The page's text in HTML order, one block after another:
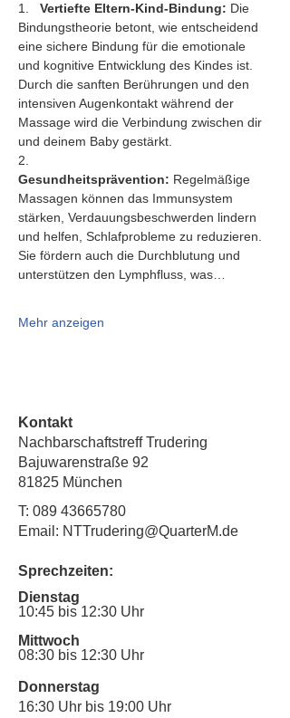
1. Vertiefte Eltern-Kind-Bindung: Die
Bindungstheorie betont, wie entscheidend
eine sichere Bindung für die emotionale
und kognitive Entwicklung des Kindes ist.
Durch die sanften Berührungen und den
intensiven Augenkontakt während der
Massage wird die Verbindung zwischen dir
und deinem Baby gestärkt.
2.
Gesundheitsprävention: Regelmäßige
Massagen können das Immunsystem
stärken, Verdauungsbeschwerden lindern
und helfen, Schlafprobleme zu reduzieren.
Sie fördern auch die Durchblutung und
unterstützen den Lymphfluss, was…
Mehr anzeigen
Kontakt
Nachbarschaftstreff Trudering
Bajuwarenstraße 92
81825 München
T: 089 43665780
Email: NTTrudering@QuarterM.de
Sprechzeiten:
Dienstag
10:45 bis 12:30 Uhr
Mittwoch
08:30 bis 12:30 Uhr
Donnerstag
16:30 Uhr bis 19:00 Uhr